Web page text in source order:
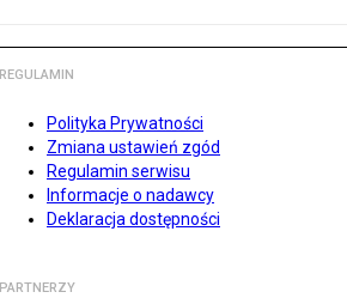
REGULAMIN
Polityka Prywatności
Zmiana ustawień zgód
Regulamin serwisu
Informacje o nadawcy
Deklaracja dostępności
PARTNERZY